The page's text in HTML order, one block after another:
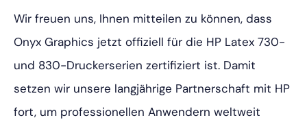
Wir freuen uns, Ihnen mitteilen zu können, dass
Onyx Graphics jetzt offiziell für die HP Latex 730-
und 830-Druckerserien zertifiziert ist. Damit
setzen wir unsere langjährige Partnerschaft mit HP
fort, um professionellen Anwendern weltweit